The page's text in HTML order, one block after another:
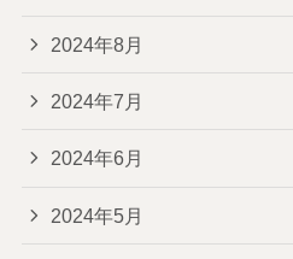
2024年8月
2024年7月
2024年6月
2024年5月